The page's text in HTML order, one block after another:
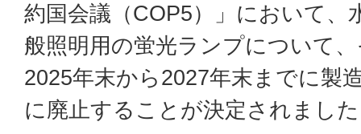
約国会議（COP5）」において、
般照明用の蛍光ランプについて
2025年末から2027年末までに製
に廃止することが決定されまし